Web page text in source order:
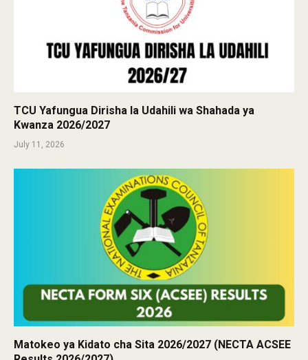
TCU Yafungua Dirisha la Udahili wa Shahada ya
Kwanza 2026/2027
July 11, 2026
Matokeo ya Kidato cha Sita 2026/2027 (NECTA ACSEE